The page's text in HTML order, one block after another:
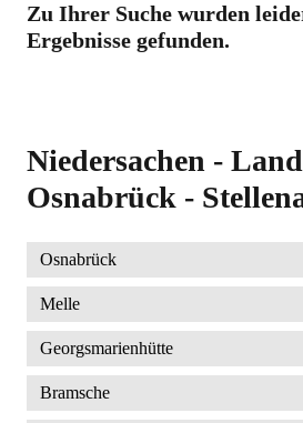
Zu Ihrer Suche wurden
Ergebnisse gefunden.
Niedersachen -
Osnabrück -
Osnabrück
Melle
Georgsmarienhütte
Bramsche